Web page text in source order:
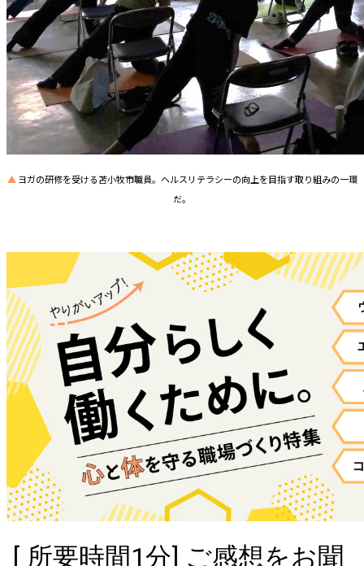
▲ ヨガの研修を受ける苫小牧市職員。ヘルスリテラシーの向上を目指す取り組みの一環
だ。